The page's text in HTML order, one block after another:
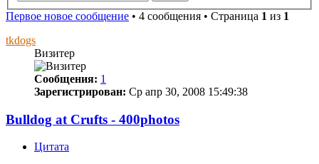
Первое новое сообщение • 4 сообщения • Страница 1 из 1
tkdogs
Визитер
Сообщения: 1
Зарегистрирован: Ср апр 30, 2008 15:49:38
Bulldog at Crufts - 400photos
Цитата